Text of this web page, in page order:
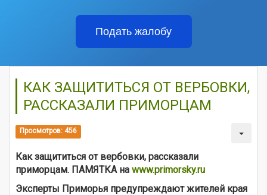
Подать жалобу
КАК ЗАЩИТИТЬСЯ ОТ ВЕРБОВКИ,
РАССКАЗАЛИ ПРИМОРЦАМ
Просмотров: 456
Как защититься от вербовки, рассказали
приморцам. ПАМЯТКА на www.primorsky.ru
Эксперты Приморья предупреждают жителей края